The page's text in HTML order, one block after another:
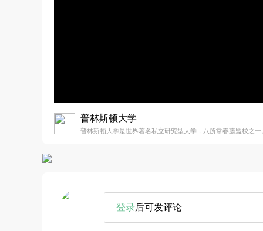
普林斯顿大学
普林斯顿大学是世界著名私立研究型大学，八所常春藤盟校之一
登录后可发评论